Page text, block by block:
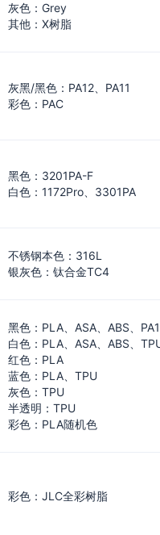
灰色：Grey
其他：X树脂
灰黑/黑色：PA12、PA11
彩色：PAC
黑色：3201PA-F
白色：1172Pro、3301PA
不锈钢本色：316L
银灰色：钛合金TC4
黑色：PLA、ASA、ABS、
白色：PLA、ASA、ABS、
红色：PLA
蓝色：PLA、TPU
灰色：TPU
半透明：TPU
彩色：PLA随机色
彩色：JLC全彩树脂